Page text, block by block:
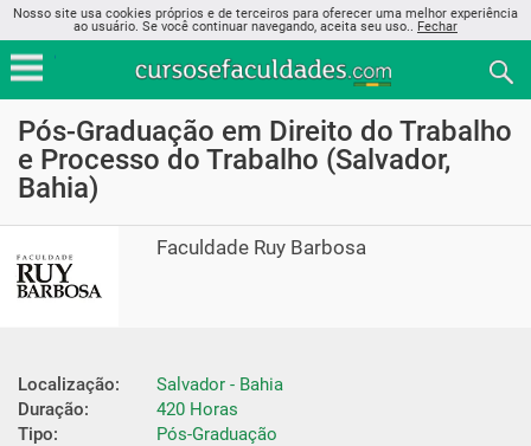
Nosso site usa cookies próprios e de terceiros para oferecer uma melhor experiência
ao usuário. Se você continuar navegando, aceita seu uso.. Fechar
Pós-Graduação em Direito do Trabalho
e Processo do Trabalho (Salvador,
Bahia)
Faculdade Ruy Barbosa
Localização:
Salvador - Bahia
Duração:
420 Horas
Tipo:
Pós-Graduação